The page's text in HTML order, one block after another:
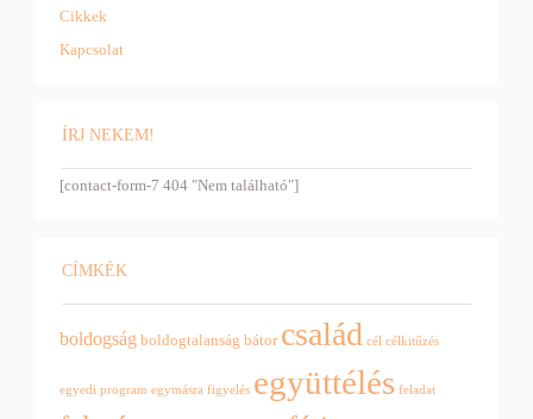
Cikkek
Kapcsolat
ÍRJ NEKEM!
[contact-form-7 404 "Nem található"]
CÍMKÉK
boldogság boldogtalanság bátor család cél célkitűzés
egyedi program egymásra figyelés együttélés feladat